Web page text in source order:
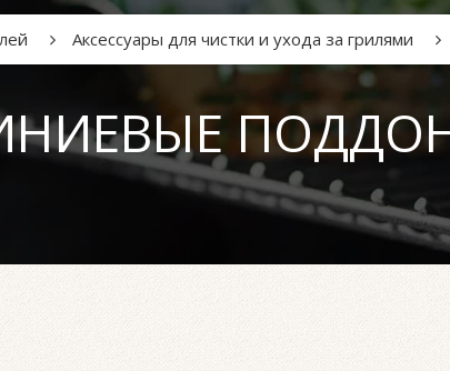
Аксессуары для чистки и ухода за грилями